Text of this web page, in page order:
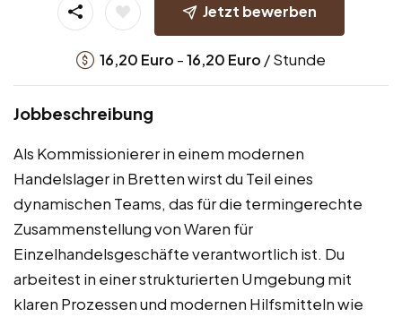
Jetzt bewerben
16,20 Euro -16,20 Euro / Stunde
Jobbeschreibung
Als Kommissionierer in einem modernen
Handelslager in Bretten wirst du Teil eines
dynamischen Teams, das für die termingerechte
Zusammenstellung von Waren für
Einzelhandelsgeschäfte verantwortlich ist. Du
arbeitest in einer strukturierten Umgebung mit
klaren Prozessen und modernen Hilfsmitteln wie